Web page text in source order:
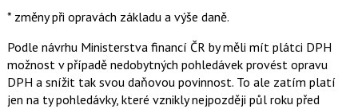
* změny při opravách základu a výše daně.
Podle návrhu Ministerstva financí ČR by měli mít plátci DPH
možnost v případě nedobytných pohledávek provést opravu
DPH a snížit tak svou daňovou povinnost. To ale zatím platí
jen na ty pohledávky, které vznikly nejpozději půl roku před